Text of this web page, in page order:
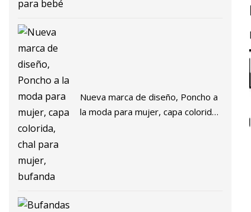
Nueva marca de diseño, Poncho a
la moda para mujer, capa colorida,